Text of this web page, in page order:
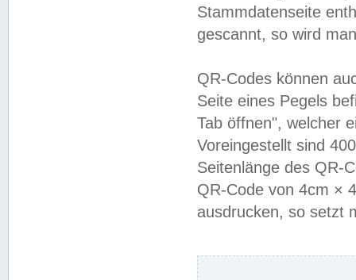
Stammdatenseite
gescannt, so wird
QR-Codes können
Seite eines Pegels
Tab öffnen", welcher
Voreingestellt sind
Seitenlänge des QR-
QR-Code von 4cm ×
ausdrucken, so setzt